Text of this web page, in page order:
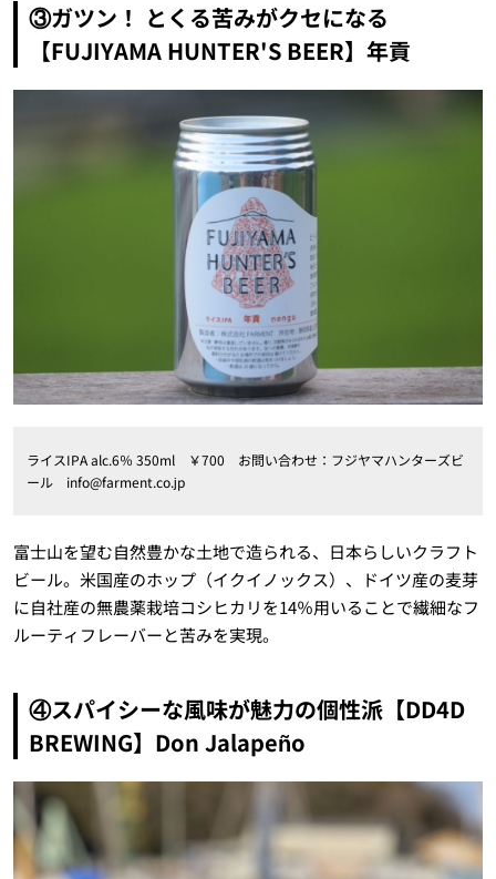
③ガツン！ とくる苦みがクセになる
【FUJIYAMA HUNTER'S BEER】年貢
ライスIPA alc.6％ 350ml ￥700 お問い合わせ：フジヤマハンターズビ
ール info@farment.co.jp
富士山を望む自然豊かな土地で造られる、日本らしいクラフト
ビール。米国産のホップ（イクイノックス）、ドイツ産の麦芽
に自社産の無農薬栽培コシヒカリを14％用いることで繊細なフ
ルーティフレーバーと苦みを実現。
④スパイシーな風味が魅力の個性派【DD4D
BREWING】Don Jalapeño